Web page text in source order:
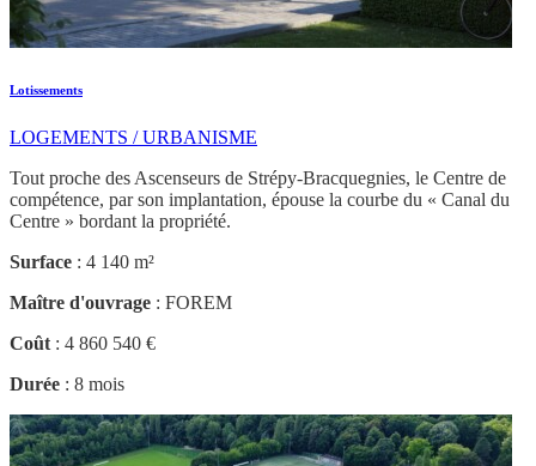
Lotissements
LOGEMENTS / URBANISME
Tout proche des Ascenseurs de Strépy-Bracquegnies, le Centre de
compétence, par son implantation, épouse la courbe du « Canal du
Centre » bordant la propriété.
Surface : 4 140 m²
Maître d'ouvrage : FOREM
Coût : 4 860 540 €
Durée : 8 mois